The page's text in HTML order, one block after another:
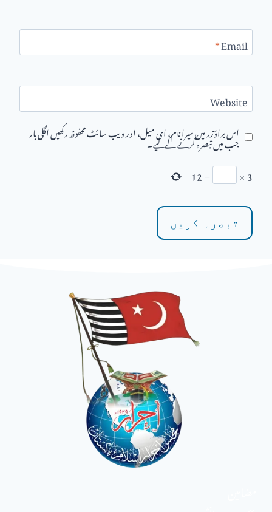
Email
*
Website
اس براؤزر میں میرا نام، ای میل، اور ویب سائٹ محفوظ رکھیں اگلی بار
جب میں تبصرہ کرنے کےلیے۔
3
×
=
12